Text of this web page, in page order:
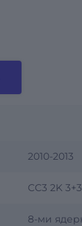
2010-2013
CC3 2K
8-ми